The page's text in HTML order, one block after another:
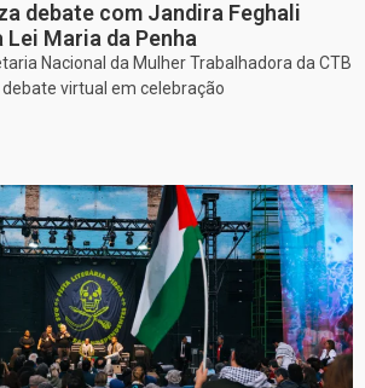
debate com Jandira Feghali
Lei Maria da Penha
Nacional da Mulher Trabalhadora da CTB
virtual em celebração